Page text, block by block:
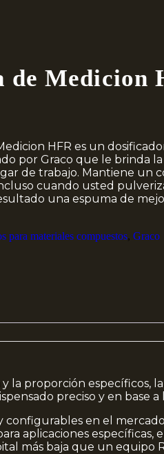
de Medicion
HFR es un
por Graco que le brinda
de trabajo. Mantiene un
cuando usted
una espuma de
para materiales compuestos, Graco
proporción específicos,
preciso y en base
configurables en el
aplicaciones específicas,
más baja que un equipo